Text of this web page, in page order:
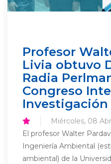
Profesor
Livia obtuvo
Radia
Congreso
Investigación
Miércoles, 08
El profesor Walter
Ingeniería Ambiental
ambiental) de la